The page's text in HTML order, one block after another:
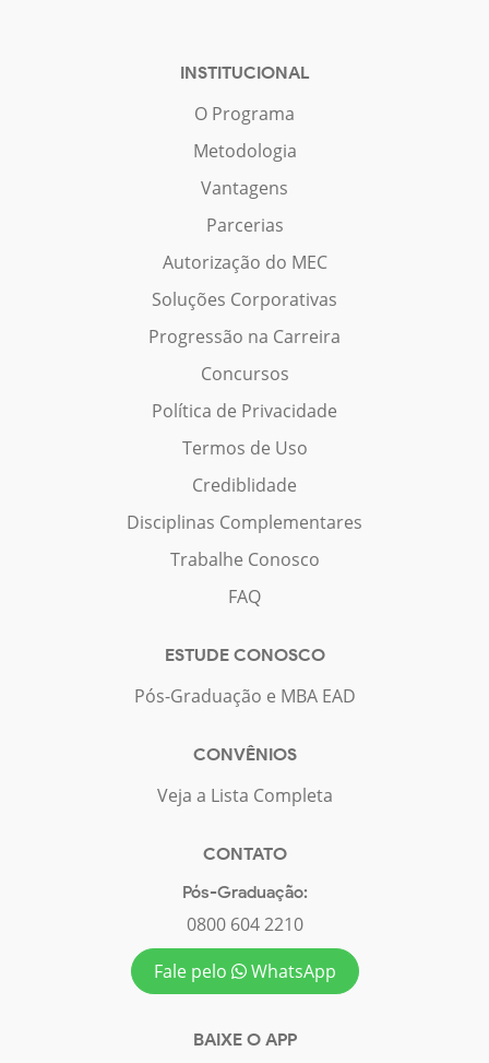
INSTITUCIONAL
O Programa
Metodologia
Vantagens
Parcerias
Autorização do MEC
Soluções Corporativas
Progressão na Carreira
Concursos
Política de Privacidade
Termos de Uso
Crediblidade
Disciplinas Complementares
Trabalhe Conosco
FAQ
ESTUDE CONOSCO
Pós-Graduação e MBA EAD
CONVÊNIOS
Veja a Lista Completa
CONTATO
Pós-Graduação:
0800 604 2210
Fale pelo
WhatsApp
BAIXE O APP